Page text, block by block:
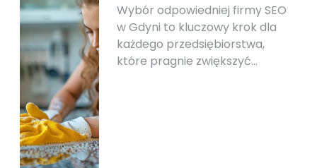
Wybór odpowiedniej firmy SEO
w Gdyni to kluczowy krok dla
każdego przedsiębiorstwa,
które pragnie zwiększyć…